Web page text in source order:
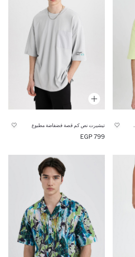
تيشيرت نص كم قصة فضفاضة مطبوع
799 EGP